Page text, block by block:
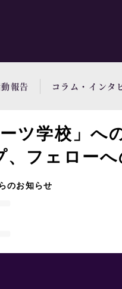
報告 コラム・インタ
ーツ学校」へ
、フェローへ
のお知らせ